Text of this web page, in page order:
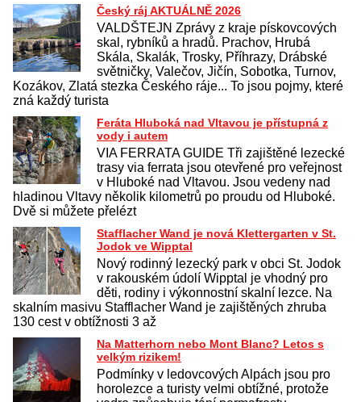
Český ráj AKTUÁLNĚ 2026
VALDŠTEJN Zprávy z kraje pískovcových
skal, rybníků a hradů. Prachov, Hrubá
Skála, Skalák, Trosky, Příhrazy, Drábské
světničky, Valečov, Jičín, Sobotka, Turnov,
Kozákov, Zlatá stezka Českého ráje... To jsou pojmy, které
zná každý turista
Feráta Hluboká nad Vltavou je přístupná z
vody i autem
VIA FERRATA GUIDE Tři zajištěné lezecké
trasy via ferrata jsou otevřené pro veřejnost
v Hluboké nad Vltavou. Jsou vedeny nad
hladinou Vltavy několik kilometrů po proudu od Hluboké.
Dvě si můžete přelézt
Stafflacher Wand je nová Klettergarten v St.
Jodok ve Wipptal
Nový rodinný lezecký park v obci St. Jodok
v rakouském údolí Wipptal je vhodný pro
děti, rodiny i výkonnostní skalní lezce. Na
skalním masivu Stafflacher Wand je zajištěných zhruba
130 cest v obtížnosti 3 až
Na Matterhorn nebo Mont Blanc? Letos s
velkým rizikem!
Podmínky v ledovcových Alpách jsou pro
horolezce a turisty velmi obtížné, protože